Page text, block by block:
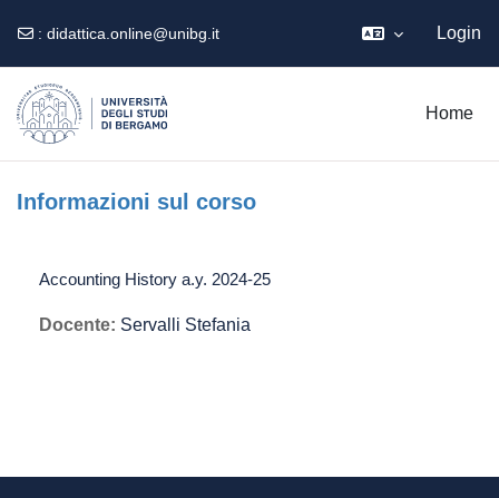
: didattica.online@unibg.it Login
Home
Informazioni sul corso
Accounting History a.y. 2024-25
Docente: Servalli Stefania